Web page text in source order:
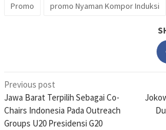
Promo
promo Nyaman Kompor Induksi
Post
navigation
Previous post
Jawa Barat Terpilih Sebagai Co-
Chairs Indonesia Pada Outreach
Groups U20 Presidensi G20